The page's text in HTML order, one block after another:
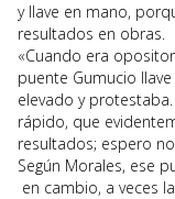
y llave en mano,
resultados en obras.
«Cuando era
puente Gumucio
elevado y
rápido, que
resultados; espero
Según Morales, ese
en cambio, a veces